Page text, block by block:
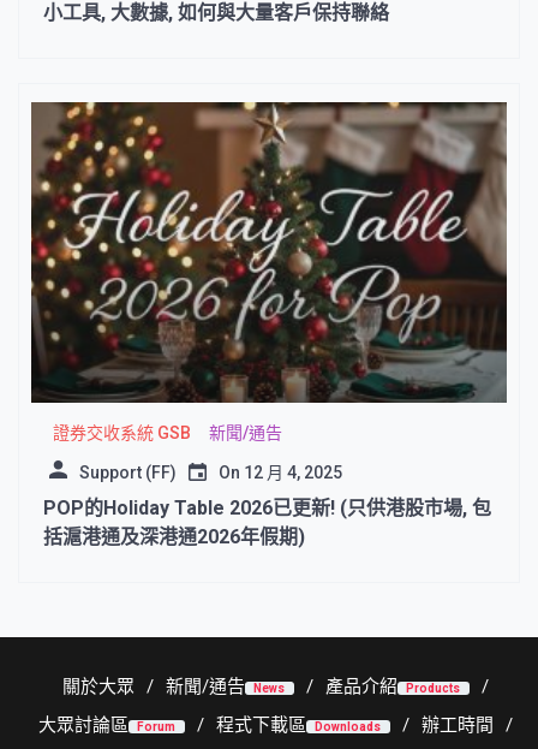
小工具, 大數據, 如何與大量客戶保持聯絡
證券交收系統 GSB 新聞/通告
Support (FF) On 12 月 4, 2025
POP的Holiday Table 2026已更新! (只供港股市場, 包
括滬港通及深港通2026年假期)
關於大眾 新聞/通告 News 產品介紹 Products
大眾討論區 Forum 程式下載區 Downloads 辦工時間